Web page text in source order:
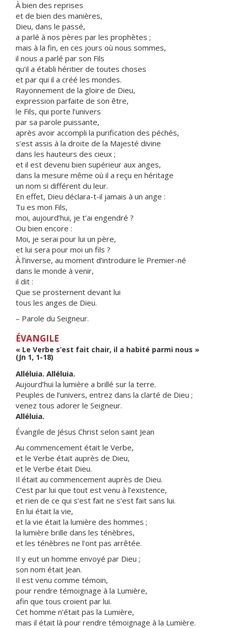
À bien des reprises
et de bien des manières,
Dieu, dans le passé,
a parlé à nos pères par les prophètes ;
mais à la fin, en ces jours où nous sommes,
il nous a parlé par son Fils
qu’il a établi héritier de toutes choses
et par qui il a créé les mondes.
Rayonnement de la gloire de Dieu,
expression parfaite de son être,
le Fils, qui porte l’univers
par sa parole puissante,
après avoir accompli la purification des péchés,
s’est assis à la droite de la Majesté divine
dans les hauteurs des cieux ;
et il est devenu bien supérieur aux anges,
dans la mesure même où il a reçu en héritage
un nom si différent du leur.
En effet, Dieu déclara-t-il jamais à un ange :
Tu es mon Fils,
moi, aujourd’hui, je t’ai engendré ?
Ou bien encore :
Moi, je serai pour lui un père,
et lui sera pour moi un fils ?
À l’inverse, au moment d’introduire le Premier-né
dans le monde à venir,
il dit :
Que se prosternent devant lui
tous les anges de Dieu.
– Parole du Seigneur.
ÉVANGILE
« Le Verbe s’est fait chair, il a habité parmi nous »
(Jn 1, 1-18)
Alléluia. Alléluia.
Aujourd’hui la lumière a brillé sur la terre.
Peuples de l’univers, entrez dans la clarté de Dieu ;
venez tous adorer le Seigneur.
Alléluia.
Évangile de Jésus Christ selon saint Jean
Au commencement était le Verbe,
et le Verbe était auprès de Dieu,
et le Verbe était Dieu.
Il était au commencement auprès de Dieu.
C’est par lui que tout est venu à l’existence,
et rien de ce qui s’est fait ne s’est fait sans lui.
En lui était la vie,
et la vie était la lumière des hommes ;
la lumière brille dans les ténèbres,
et les ténèbres ne l’ont pas arrêtée.
Il y eut un homme envoyé par Dieu ;
son nom était Jean.
Il est venu comme témoin,
pour rendre témoignage à la Lumière,
afin que tous croient par lui.
Cet homme n’était pas la Lumière,
mais il était là pour rendre témoignage à la Lumière.